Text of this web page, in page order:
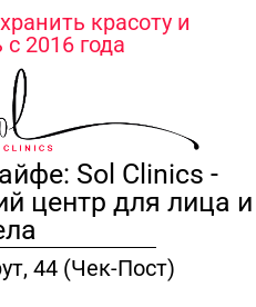
красоту и
2016 года
Sol Clinics -
центр для лица и
44 (Чек-Пост)